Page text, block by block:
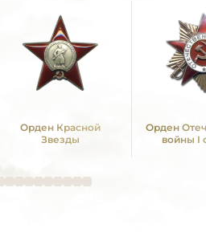
Орден Красной
Звезды
Орден
войны I